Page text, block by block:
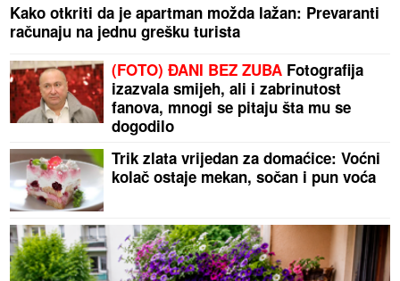
Kako otkriti da je apartman možda lažan: Prevaranti
računaju na jednu grešku turista
(FOTO) ĐANI BEZ ZUBA Fotografija
izazvala smijeh, ali i zabrinutost
fanova, mnogi se pitaju šta mu se
dogodilo
Trik zlata vrijedan za domaćice: Voćni
kolač ostaje mekan, sočan i pun voća